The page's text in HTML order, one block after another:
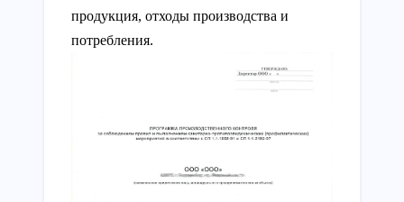
продукция, отходы производства и
потребления.